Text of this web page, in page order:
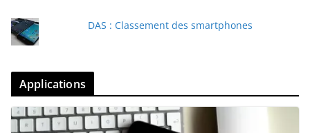
DAS : Classement des smartphones
Applications